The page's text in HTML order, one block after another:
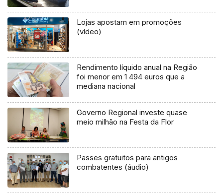
Lojas apostam em promoções
(vídeo)
Rendimento líquido anual na Região
foi menor em 1 494 euros que a
mediana nacional
Governo Regional investe quase
meio milhão na Festa da Flor
Passes gratuitos para antigos
combatentes (áudio)